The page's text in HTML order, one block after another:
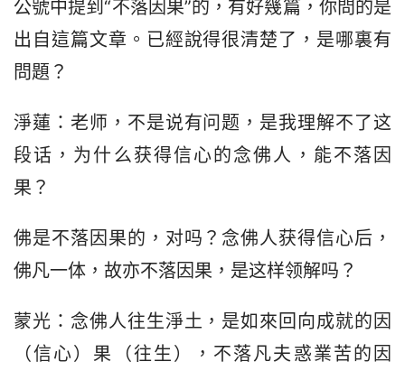
公號中提到“不落因果”的，有好幾篇，你問的是
出自這篇文章。已經說得很清楚了，是哪裏有
問題？
淨蓮：老师，不是说有问题，是我理解不了这
段话，为什么获得信心的念佛人，能不落因
果？
佛是不落因果的，对吗？念佛人获得信心后，
佛凡一体，故亦不落因果，是这样领解吗？
蒙光：念佛人往生淨土，是如來回向成就的因
（信心）果（往生），不落凡夫惑業苦的因